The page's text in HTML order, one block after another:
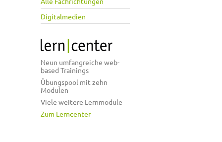
Digitalmedien
Neun umfangreiche web-
based Trainings
Übungspool mit zehn
Modulen
Viele weitere Lernmodule
Zum Lerncenter